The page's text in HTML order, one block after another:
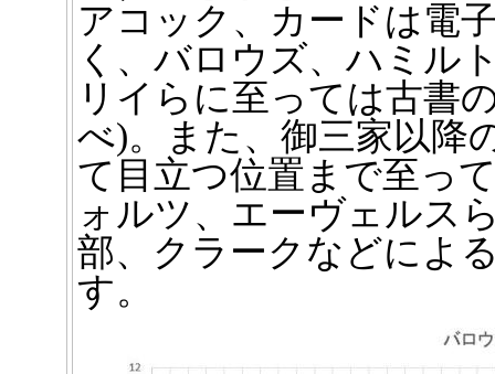
アコック、カードは電
く、バロウズ、ハミル
リイらに至っては古書
べ)。また、御三家以降
て目立つ位置まで至っ
ォルツ、エーヴェルス
部、クラークなどによ
す。